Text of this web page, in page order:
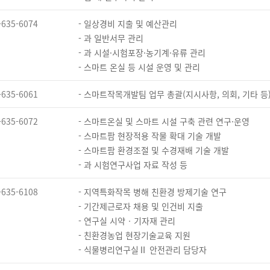
6074
- 일상경비 지출 및 예산관리
- 과 일반서무 관리
- 과 시설·시험포장·농기계·유류 관리
- 스마트 온실 등 시설 운영 및 관리
6061 - 스마트작목개발팀 업무 총괄(지시사항, 의회, 기타
6072
- 스마트온실 및 스마트 시설 구축 관련 연구·운영
- 스마트팜 현장적용 작물 확대 기술 개발
- 스마트팜 환경조절 및 수경재배 기술 개발
- 과 시험연구사업 자료 작성 등
6108
- 지역특화작목 병해 친환경 방제기술 연구
- 기간제근로자 채용 및 인건비 지출
- 연구실 시약‧기자재 관리
- 친환경농업 현장기술교육 지원
- 식물병리연구실Ⅱ 안전관리 담당자